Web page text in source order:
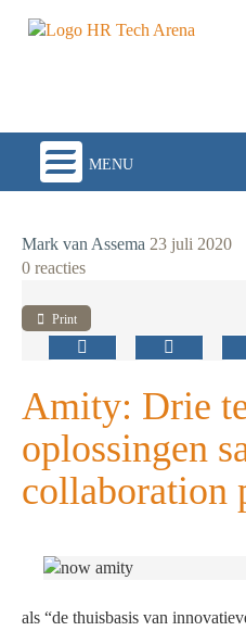
menu
Mark van Assema 23 juli 2020
0 reacties
Print
Amity: Drie
oplossingen
collaboration
als “de thuisbasis van